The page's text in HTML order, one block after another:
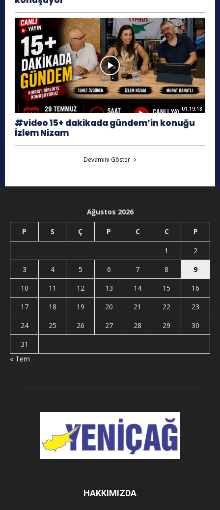
01:19:18
#video 15+ dakikada gündem’in konuğu
İzlem Nizam
Devamını Göster
Ağustos 2026
P S Ç P C C P
1
2
3
4 5 6 7 8
9
10
11 12 13 14 15
16
17
18 19 20 21 22
23
24
25 26 27 28 29
30
31
« Tem
HAKKIMIZDA